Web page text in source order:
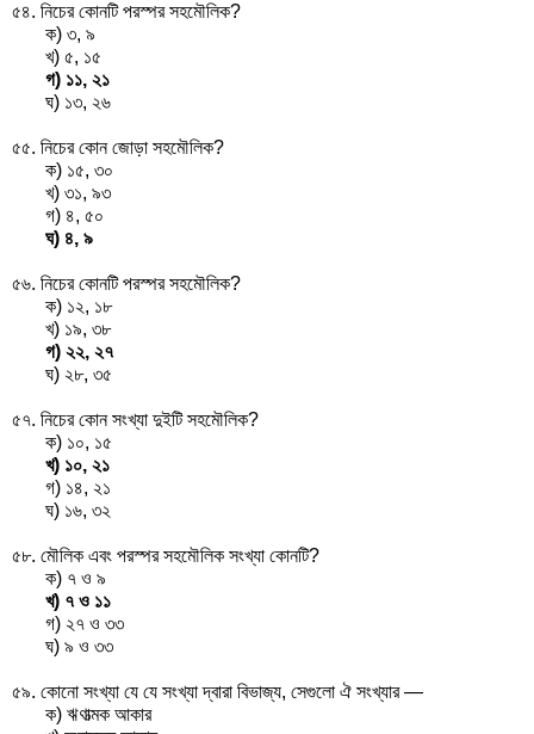
৫৪. নিচের কোনটি পরস্পর সহমৌলিক?
ক) ৩, ৯
খ) ৫, ১৫
গ) ১১, ২১
ঘ) ১৩, ২৬
৫৫. নিচের কোন জোড়া সহমৌলিক?
ক) ১৫, ৩০
খ) ৩১, ৯৩
গ) ৪, ৫০
ঘ) ৪, ৯
৫৬. নিচের কোনটি পরস্পর সহমৌলিক?
ক) ১২, ১৮
খ) ১৯, ৩৮
গ) ২২, ২৭
ঘ) ২৮, ৩৫
৫৭. নিচের কোন সংখ্যা দুইটি সহমৌলিক?
ক) ১০, ১৫
খ) ১০, ২১
গ) ১৪, ২১
ঘ) ১৬, ৩২
৫৮. মৌলিক এবং পরস্পর সহমৌলিক সংখ্যা কোনটি?
ক) ৭ ও ৯
খ) ৭ ও ১১
গ) ২৭ ও ৩৩
ঘ) ৯ ও ৩৩
৫৯. কোনো সংখ্যা যে যে সংখ্যা দ্বারা বিভাজ্য, সেগুলো ঐ সংখ্যার —
ক) ঋণাত্মক আকার